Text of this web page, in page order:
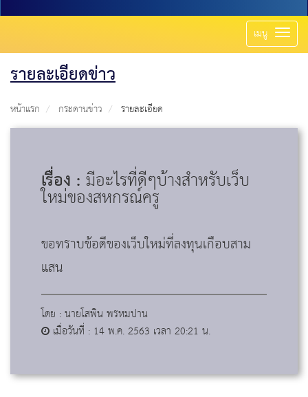
เมนู Toggle
รายละเอียดข่าว
หน้าแรก กระดานข่าว รายละเอียด
เรื่อง : มีอะไรที่ดีๆบ้างสำหรับเว็บ
ใหม่ของสหกรณ์ครู
ขอทราบข้อดีของเว็บใหม่ที่ลงทุนเกือบสาม
แสน
โดย : นายโสพิน พรหมปาน
เมื่อวันที่ : 14 พ.ค. 2563 เวลา 20:21 น.